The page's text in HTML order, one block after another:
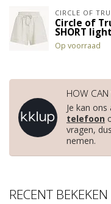
CIRCLE OF
Circle of
SHORT
Op voorraad
HOW CAN
Je kan
telefoon
vragen,
nemen.
RECENT BEKEKEN